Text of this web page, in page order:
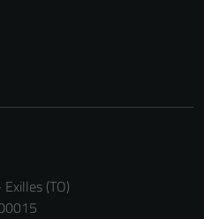
(TO)
Questi cookie
sono necessari